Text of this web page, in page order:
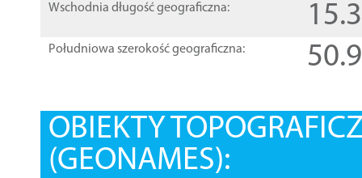
Wschodnia długość geograficzna:
Południowa szerokość geograficzna:
OBIEKTY
(GEONAMES):